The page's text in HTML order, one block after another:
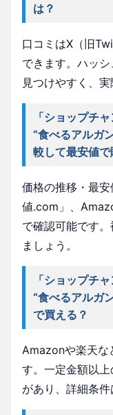
は？
口コミはX（旧
できます。ハッ
見つけやすく、
「ショップチ
“食べるアルガ
較して最安値で
価格の推移・最
値.com」、
で確認可能です
ましょう。
「ショップチ
“食べるアルガ
で買える？
Amazonや楽天な
す。一定金額以
があり、詳細条件